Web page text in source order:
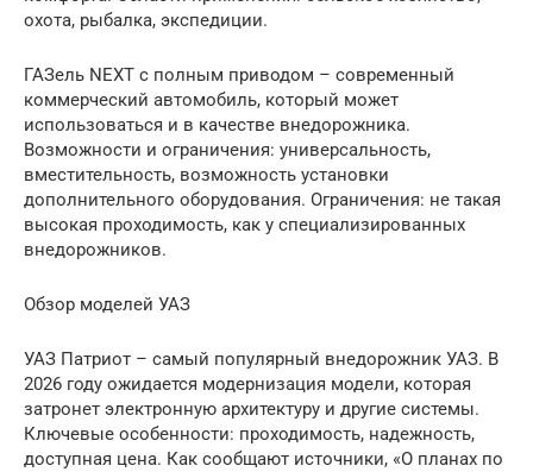
охота, рыбалка, экспедиции.
ГАЗель NEXT с полным приводом – современный
коммерческий автомобиль, который может
использоваться и в качестве внедорожника.
Возможности и ограничения: универсальность,
вместительность, возможность установки
дополнительного оборудования. Ограничения: не такая
высокая проходимость, как у специализированных
внедорожников.
Обзор моделей УАЗ
УАЗ Патриот – самый популярный внедорожник УАЗ. В
2026 году ожидается модернизация модели, которая
затронет электронную архитектуру и другие системы.
Ключевые особенности: проходимость, надежность,
доступная цена. Как сообщают источники, «О планах по